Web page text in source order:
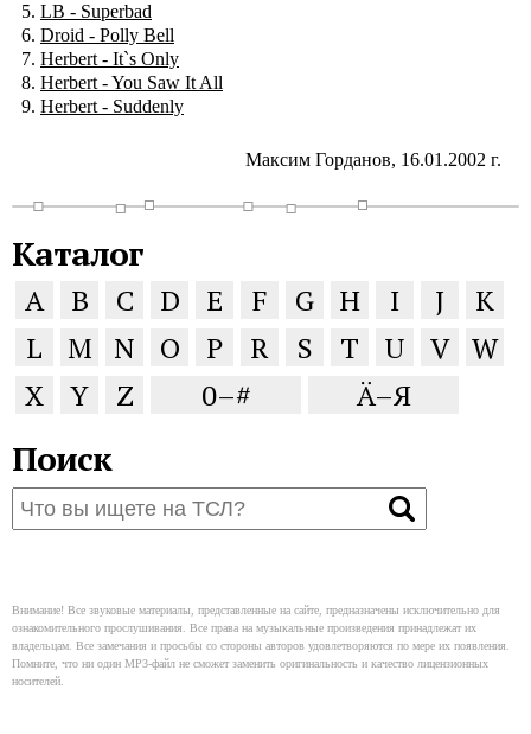
LB - Superbad
Droid - Polly Bell
Herbert - It`s Only
Herbert - You Saw It All
Herbert - Suddenly
Максим Горданов, 16.01.2002 г.
Каталог
A B C D E F G H I J
K
L
M N O P R S T U V W
X
Y Z 0–# Ä–Я
Поиск
Внимание! Все звуковые материалы, представленные на сайте, предназначены исключительно для
ознакомительного прослушивания. Все права на музыкальные произведения принадлежат их
владельцам. Все замечания и просьбы со стороны авторов удовлетворяются по мере их появления.
Помните, что ни один MP3-файл не сможет заменить оригинальность и качество лицензионных
носителей.